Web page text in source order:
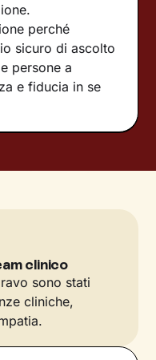
perché
sicuro di ascolto
persone a
e fiducia in se
clinico
sono stati
cliniche,